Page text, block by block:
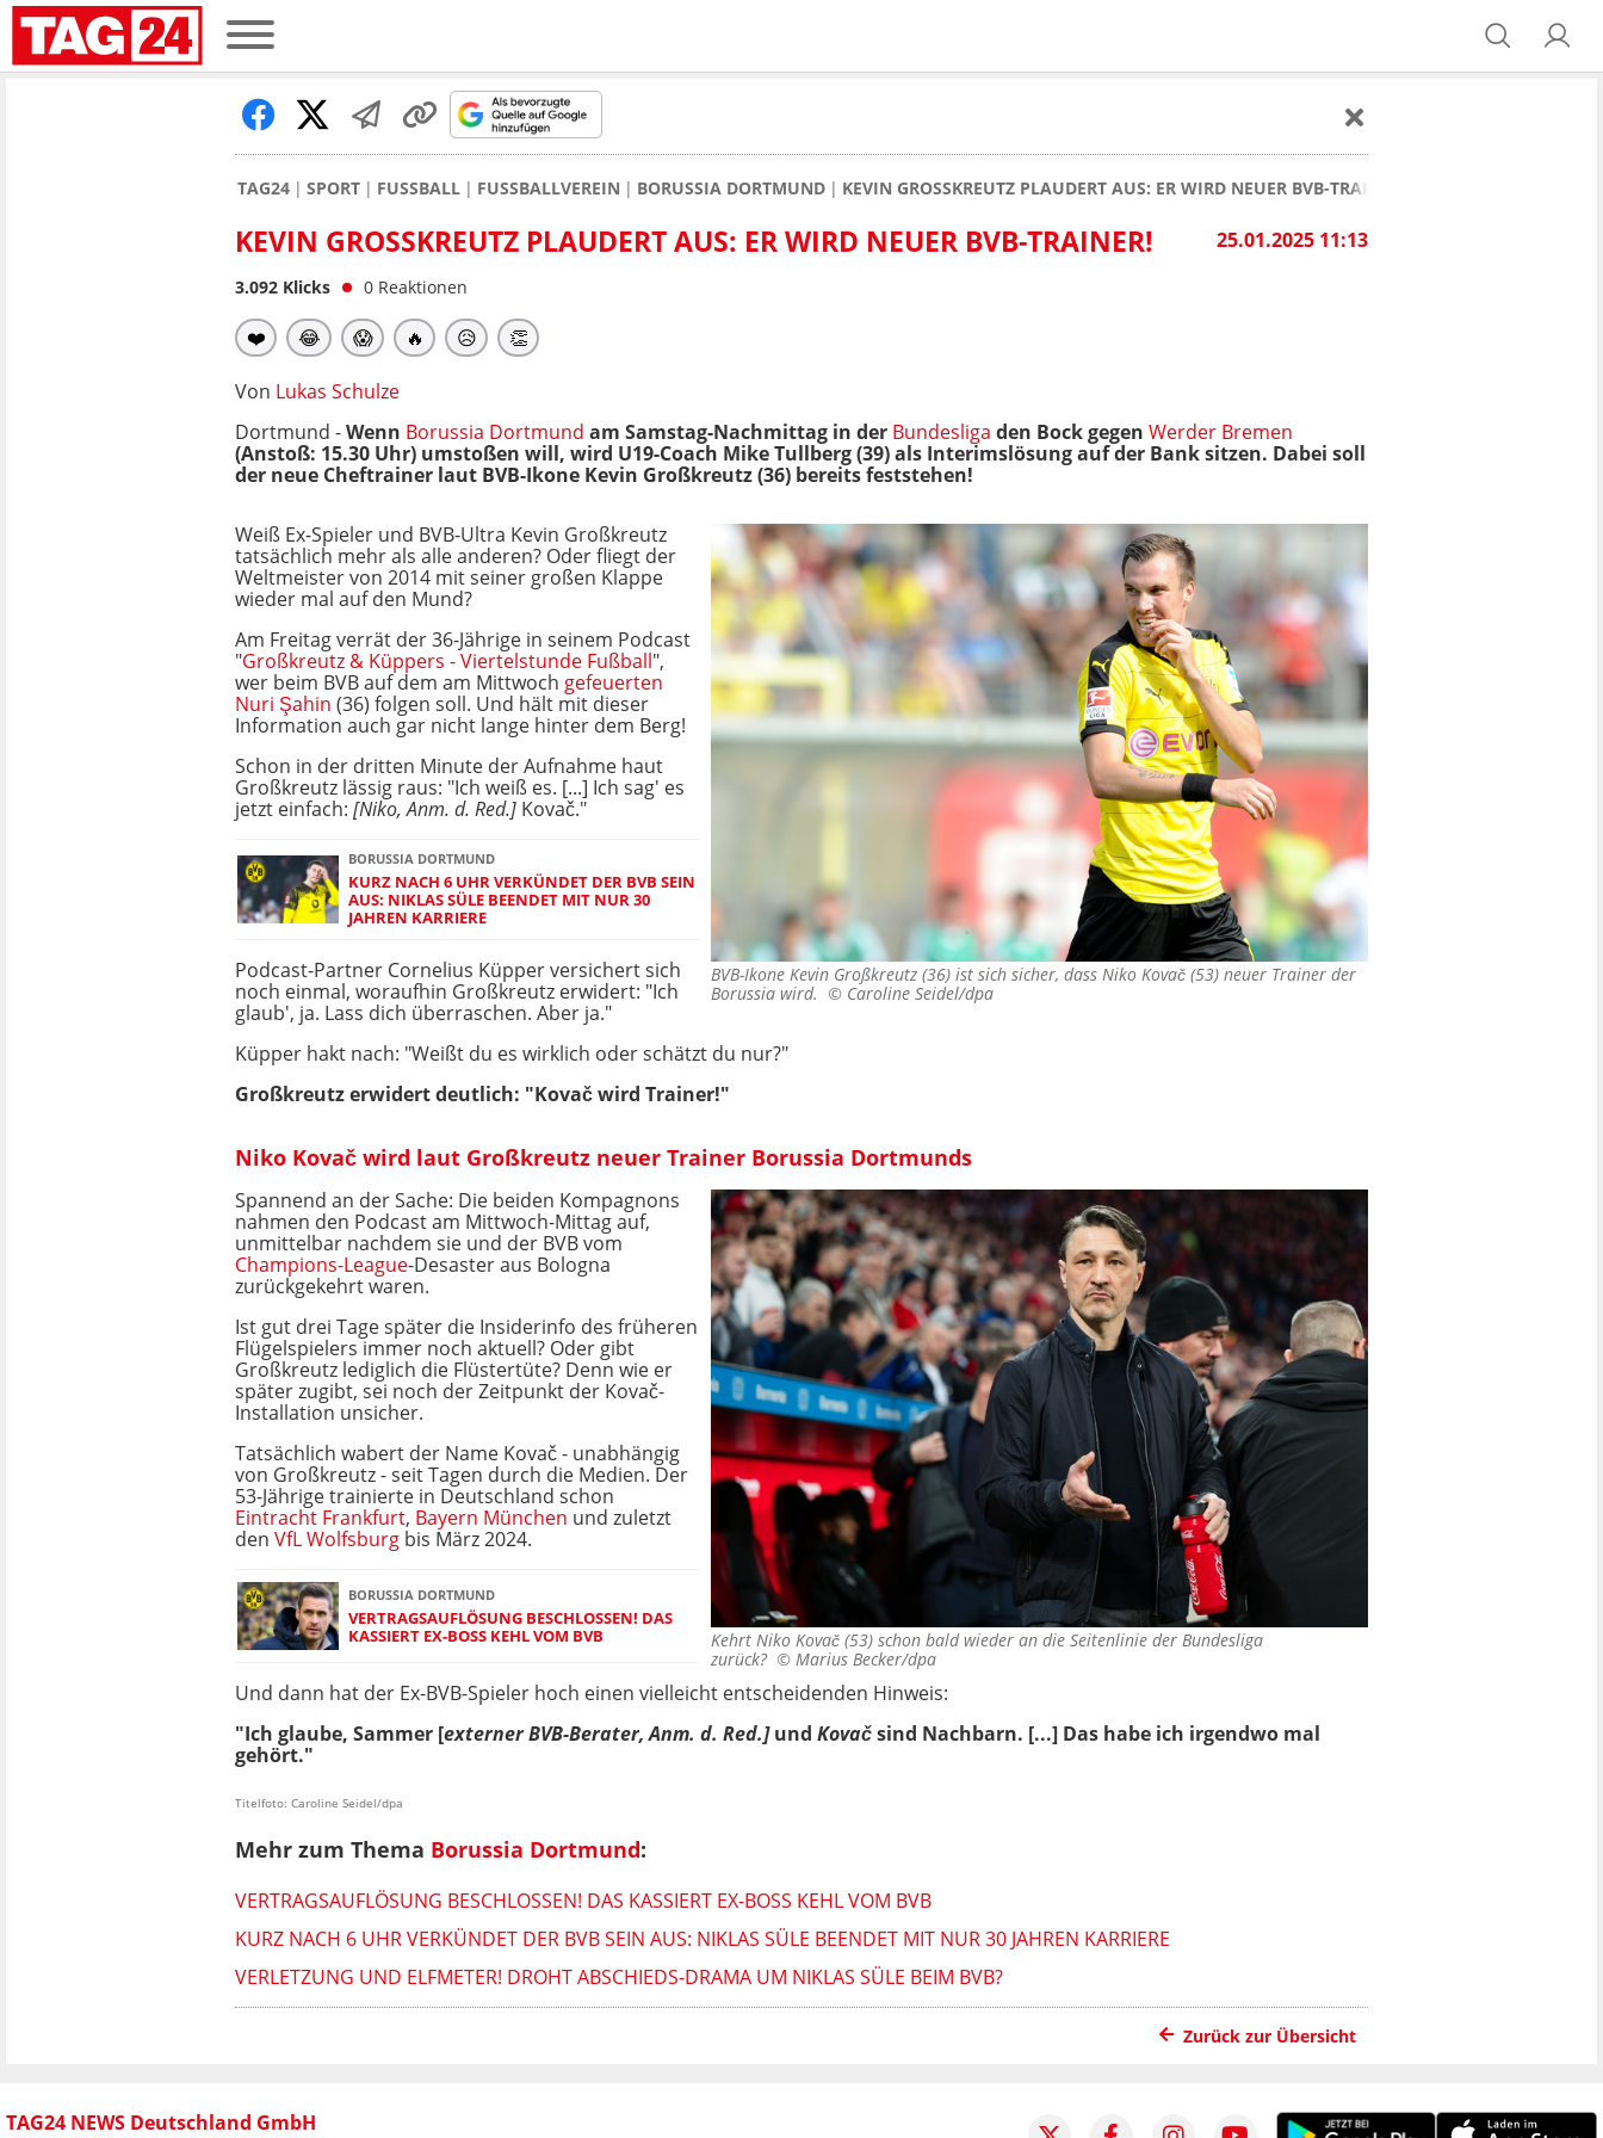
TAG24 SPORT FUSSBALL FUSSBALLVEREIN BORUSSIA DORTMUND KEVIN GROSSKREUTZ PLAUDERT AUS: ER WIRD NEUER BVB-TRAINER!
25.01.2025 11:13
KEVIN GROSSKREUTZ PLAUDERT AUS: ER WIRD NEUER BVB-TRAINER!
3.092 Klicks 0 Reaktionen
❤️ 😂 😱 🔥 😥 👏
Von Lukas Schulze
Dortmund -Wenn Borussia Dortmund am Samstag-Nachmittag in der Bundesliga den Bock gegen Werder Bremen
(Anstoß: 15.30 Uhr) umstoßen will, wird U19-Coach Mike Tullberg (39) als Interimslösung auf der Bank sitzen. Dabei soll
der neue Cheftrainer laut BVB-Ikone Kevin Großkreutz (36) bereits feststehen!
BVB-Ikone Kevin Großkreutz (36) ist sich sicher, dass Niko Kovač (53) neuer Trainer der
Borussia wird. © Caroline Seidel/dpa
Weiß Ex-Spieler und BVB-Ultra Kevin Großkreutz
tatsächlich mehr als alle anderen? Oder fliegt der
Weltmeister von 2014 mit seiner großen Klappe
wieder mal auf den Mund?
Am Freitag verrät der 36-Jährige in seinem Podcast
"Großkreutz & Küppers - Viertelstunde Fußball",
wer beim BVB auf dem am Mittwoch gefeuerten
Nuri Şahin (36) folgen soll. Und hält mit dieser
Information auch gar nicht lange hinter dem Berg!
Schon in der dritten Minute der Aufnahme haut
Großkreutz lässig raus: "Ich weiß es. [...] Ich sag' es
jetzt einfach: [Niko, Anm. d. Red.] Kovač."
BORUSSIA DORTMUND
KURZ NACH 6 UHR VERKÜNDET DER BVB SEIN
AUS: NIKLAS SÜLE BEENDET MIT NUR 30
JAHREN KARRIERE
Podcast-Partner Cornelius Küpper versichert sich
noch einmal, woraufhin Großkreutz erwidert: "Ich
glaub', ja. Lass dich überraschen. Aber ja."
Küpper hakt nach: "Weißt du es wirklich oder schätzt du nur?"
Großkreutz erwidert deutlich: "Kovač wird Trainer!"
Niko Kovač wird laut Großkreutz neuer Trainer Borussia Dortmunds
Kehrt Niko Kovač (53) schon bald wieder an die Seitenlinie der Bundesliga
zurück? © Marius Becker/dpa
Spannend an der Sache: Die beiden Kompagnons
nahmen den Podcast am Mittwoch-Mittag auf,
unmittelbar nachdem sie und der BVB vom
Champions-League-Desaster aus Bologna
zurückgekehrt waren.
Ist gut drei Tage später die Insiderinfo des früheren
Flügelspielers immer noch aktuell? Oder gibt
Großkreutz lediglich die Flüstertüte? Denn wie er
später zugibt, sei noch der Zeitpunkt der Kovač-
Installation unsicher.
Tatsächlich wabert der Name Kovač - unabhängig
von Großkreutz - seit Tagen durch die Medien. Der
53-Jährige trainierte in Deutschland schon
Eintracht Frankfurt, Bayern München und zuletzt
den VfL Wolfsburg bis März 2024.
BORUSSIA DORTMUND
VERTRAGSAUFLÖSUNG BESCHLOSSEN! DAS
KASSIERT EX-BOSS KEHL VOM BVB
Und dann hat der Ex-BVB-Spieler hoch einen vielleicht entscheidenden Hinweis:
"Ich glaube, Sammer [externer BVB-Berater, Anm. d. Red.]und Kovačsind Nachbarn. [...] Das habe ich irgendwo mal
gehört."
Titelfoto: Caroline Seidel/dpa
Mehr zum Thema Borussia Dortmund:
VERTRAGSAUFLÖSUNG BESCHLOSSEN! DAS KASSIERT EX-BOSS KEHL VOM BVB
KURZ NACH 6 UHR VERKÜNDET DER BVB SEIN AUS: NIKLAS SÜLE BEENDET MIT NUR 30 JAHREN KARRIERE
VERLETZUNG UND ELFMETER! DROHT ABSCHIEDS-DRAMA UM NIKLAS SÜLE BEIM BVB?
Zurück zur Übersicht
TAG24 NEWS Deutschland GmbH